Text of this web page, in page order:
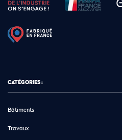
CATÉGORIES :
Bâtiments
Travaux